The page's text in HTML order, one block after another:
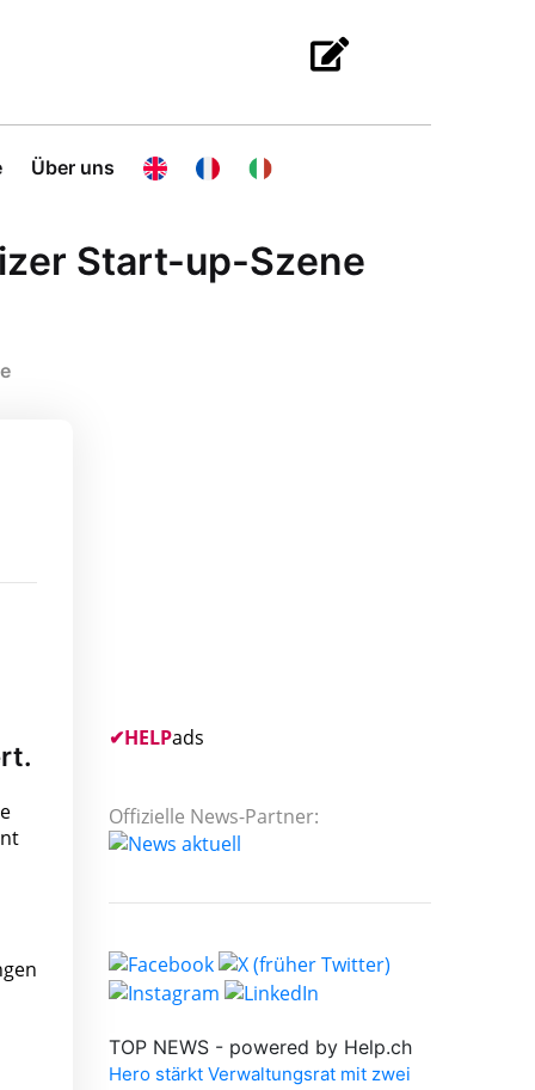
Über uns
Start-up-Szene
✔HELPads
Offizielle News-Partner: